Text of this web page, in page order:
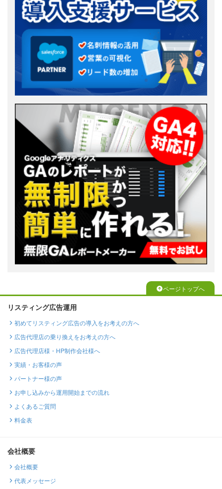
ページトップへ
リスティング広告運用
初めてリスティング広告の導入をお考えの方へ
広告代理店の乗り換えをお考えの方へ
広告代理店様・HP制作会社様へ
実績・お客様の声
パートナー様の声
お申し込みから運用開始までの流れ
よくあるご質問
料金表
会社概要
会社概要
代表メッセージ